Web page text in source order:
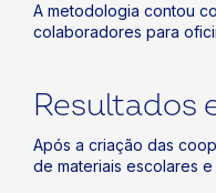
A metodologia contou
colaboradores para
Resultados
Após a criação das
de materiais escolares